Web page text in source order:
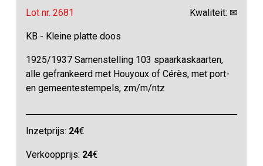
Lot nr. 2681 Kwaliteit: ✉
KB - Kleine platte doos
1925/1937 Samenstelling 103 spaarkaskaarten,
alle gefrankeerd met Houyoux of Cérès, met port-
en gemeentestempels, zm/m/ntz
Inzetprijs: 24€
Verkoopprijs: 24€